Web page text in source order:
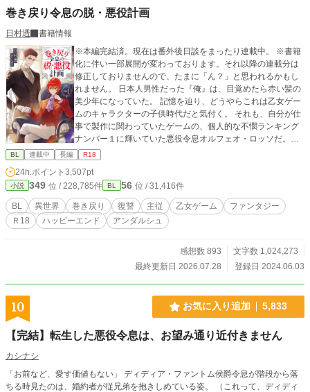
巻き戻り令息の脱・悪役計画
日村透
書籍情報
※本編完結済。現在は番外後日談をまったり連載中。 ※書籍
化に伴い一部展開が変わっております。それ以降の連載分は
修正しておりませんので、たまに「ん？」と思われるかもし
れません。 日本人男性だった『俺』は、目覚めたら赤い髪の
美少年になっていた。 記憶を辿り、どうやらこれは乙女ゲー
ムのキャラクターの子供時代だと気付く。 それも、自分が仕
事で製作に関わっていたゲームの、個人的な不憫ランキング
ナンバー１に輝いていた悪役令息オルフェオ・ロッソだ。
しかしこの悪役、本当に悪だったのか？ なんか違わない？
巻き戻って明らかになる真実に『俺』は激怒する。 表に出
なかった裏設定の記憶を駆使し、ヒロインと元凶から何もか
もを奪うべく、生まれ変わったオルフェオの脱・悪役計画が
始まった。
BL 連載中 長編 R18
24h.ポイント 3,507pt
小説 349 位 / 228,785件 BL 56 位 / 31,416件
BL 異世界 巻き戻り 復讐 主従 乙女ゲーム
ファンタジー
Ｒ18
ハッピーエンド アンダルシュ
感想数 893
文字数 1,024,273
最終更新日 2026.07.28
登録日 2024.06.03
10 お気に入り追加 5,833
【完結】転生した悪役令息は、お望み通り近付きません
カシナシ
「お前など、愛す価値もない」 ディディア・ファントム侯爵令息が階段から落
ちる時見たのは、婚約者が従兄弟を抱きしめている姿。 （これって、ディディ